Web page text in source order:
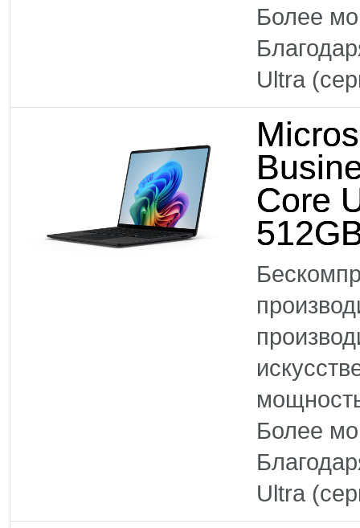
Более
Ultra
Core
Более
Ultra